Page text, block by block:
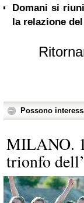
Domani si
la relazione
Possono
MILANO.
trionfo